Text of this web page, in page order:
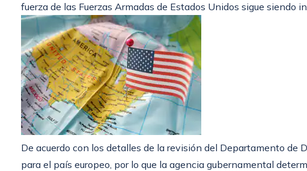
fuerza de las Fuerzas Armadas de Estados Unidos sigue siendo
De acuerdo con los detalles de la revisión del Departamento de
para el país europeo, por lo que la agencia gubernamental